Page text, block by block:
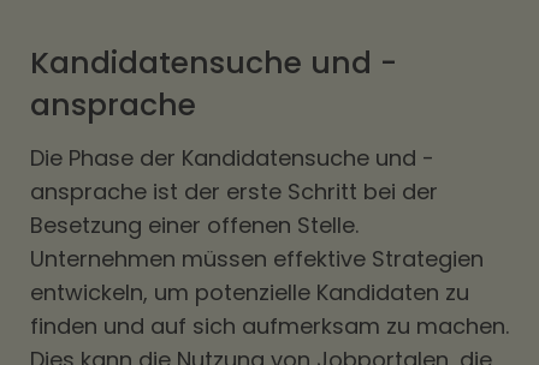
Kandidatensuche und -
ansprache
Die Phase der Kandidatensuche und -
ansprache ist der erste Schritt bei der
Besetzung einer offenen Stelle.
Unternehmen müssen effektive Strategien
entwickeln, um potenzielle Kandidaten zu
finden und auf sich aufmerksam zu machen.